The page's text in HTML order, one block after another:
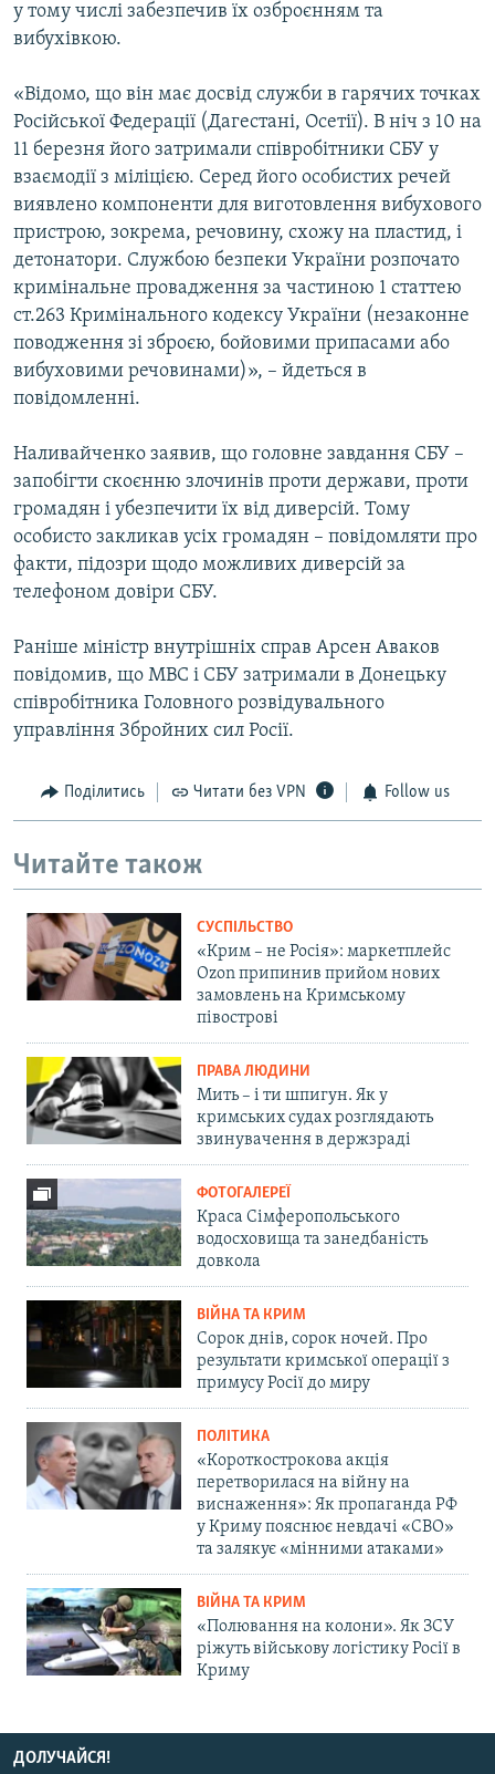
у тому числі забезпечив їх озброєнням та
вибухівкою.
«Відомо, що він має досвід служби в гарячих точках
Російської Федерації (Дагестані, Осетії). В ніч з 10 на
11 березня його затримали співробітники СБУ у
взаємодії з міліцією. Серед його особистих речей
виявлено компоненти для виготовлення вибухового
пристрою, зокрема, речовину, схожу на пластид, і
детонатори. Службою безпеки України розпочато
кримінальне провадження за частиною 1 статтею
ст.263 Кримінального кодексу України (незаконне
поводження зі зброєю, бойовими припасами або
вибуховими речовинами)», – йдеться в
повідомленні.
Наливайченко заявив, що головне завдання СБУ –
запобігти скоєнню злочинів проти держави, проти
громадян і убезпечити їх від диверсій. Тому
особисто закликав усіх громадян – повідомляти про
факти, підозри щодо можливих диверсій за
телефоном довіри СБУ.
Раніше міністр внутрішніх справ Арсен Аваков
повідомив, що МВС і СБУ затримали в Донецьку
співробітника Головного розвідувального
управління Збройних сил Росії.
Поділитись Читати без VPN Follow us
Читайте також
СУСПІЛЬСТВО
«Крим – не Росія»: маркетплейс
Ozon припинив прийом нових
замовлень на Кримському
півострові
ПРАВА ЛЮДИНИ
Мить – і ти шпигун. Як у
кримських судах розглядають
звинувачення в держзраді
ФОТОГАЛЕРЕЇ
Краса Сімферопольського
водосховища та занедбаність
довкола
ВІЙНА ТА КРИМ
Сорок днів, сорок ночей. Про
результати кримської операції з
примусу Росії до миру
ПОЛІТИКА
«Короткострокова акція
перетворилася на війну на
виснаження»: Як пропаганда РФ
у Криму пояснює невдачі «СВО»
та залякує «мінними атаками»
ВІЙНА ТА КРИМ
«Полювання на колони». Як ЗСУ
ріжуть військову логістику Росії в
Криму
ДОЛУЧАЙСЯ!